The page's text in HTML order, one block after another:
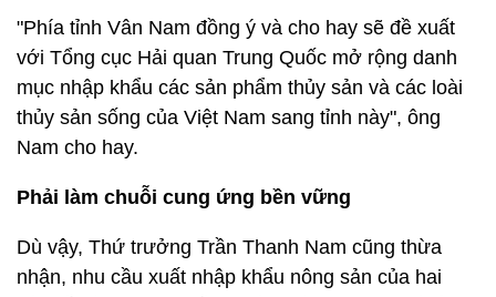
"Phía tỉnh Vân Nam đồng ý và cho hay sẽ đề xuất
với Tổng cục Hải quan Trung Quốc mở rộng danh
mục nhập khẩu các sản phẩm thủy sản và các loài
thủy sản sống của Việt Nam sang tỉnh này", ông
Nam cho hay.
Phải làm chuỗi cung ứng bền vững
Dù vậy, Thứ trưởng Trần Thanh Nam cũng thừa
nhận, nhu cầu xuất nhập khẩu nông sản của hai